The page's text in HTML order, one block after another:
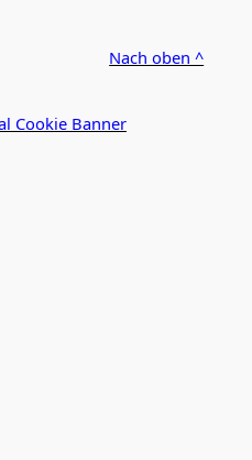
Nach oben ^
Cookie Banner